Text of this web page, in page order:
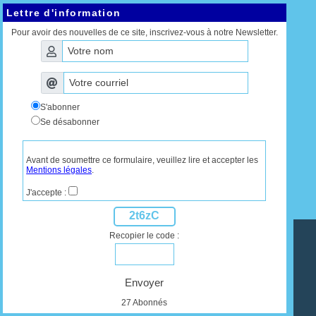
Lettre d'information
Pour avoir des nouvelles de ce site, inscrivez-vous à notre Newsletter.
S'abonner
Se désabonner
Avant de soumettre ce formulaire, veuillez lire et accepter les
Mentions légales.
J'accepte :
2t6zC
Recopier le code :
Envoyer
27 Abonnés